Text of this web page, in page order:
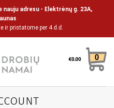
nauju adresu - Elektrėnų g. 23A,
ir pristatome per 4 d.d.
€0.00 0